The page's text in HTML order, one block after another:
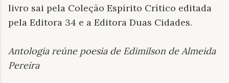
livro sai pela Coleção Espírito Crítico editada
pela Editora 34 e a Editora Duas Cidades.
Antologia reúne poesia de Edimilson de Almeida
Pereira